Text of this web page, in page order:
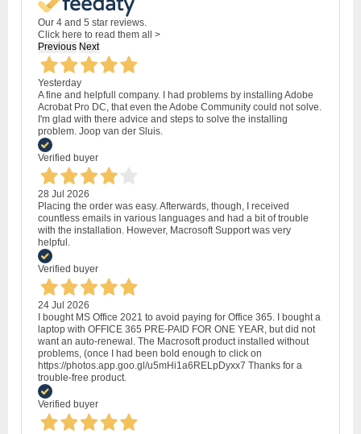
Our 4 and 5 star reviews.
Click here to read them all >
Previous Next
Yesterday
A fine and helpfull company. I had problems by installing Adobe
Acrobat Pro DC, that even the Adobe Community could not solve.
I'm glad with there advice and steps to solve the installing
problem. Joop van der Sluis.
Verified buyer
28 Jul 2026
Placing the order was easy. Afterwards, though, I received
countless emails in various languages and had a bit of trouble
with the installation. However, Macrosoft Support was very
helpful.
Verified buyer
24 Jul 2026
I bought MS Office 2021 to avoid paying for Office 365. I bought a
laptop with OFFICE 365 PRE-PAID FOR ONE YEAR, but did not
want an auto-renewal. The Macrosoft product installed without
problems, (once I had been bold enough to click on
https://photos.app.goo.gl/u5mHi1a6RELpDyxx7 Thanks for a
trouble-free product.
Verified buyer